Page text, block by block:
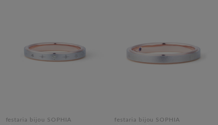
festaria bijou SOPHIA
festaria bijou SOPHIA